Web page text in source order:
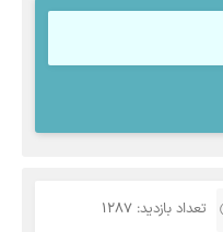
تعداد بازدید: 1287